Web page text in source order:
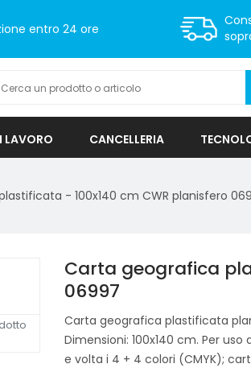
entro 24 ore
LAVORO CANCELLERIA
- 100x140 cm CWR planisfero
Carta geografica
06997
Carta geografica plastificata
Dimensioni: 100x140 cm. Per
e volta i 4 + 4 colori (CMYK);